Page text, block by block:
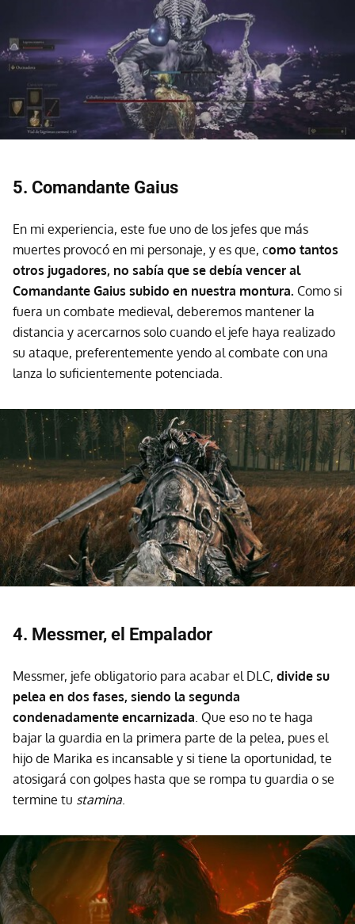
5. Comandante Gaius
En mi experiencia, este fue uno de los jefes que más
muertes provocó en mi personaje, y es que, como tantos
otros jugadores, no sabía que se debía vencer al
Comandante Gaius subido en nuestra montura. Como si
fuera un combate medieval, deberemos mantener la
distancia y acercarnos solo cuando el jefe haya realizado
su ataque, preferentemente yendo al combate con una
lanza lo suficientemente potenciada.
4. Messmer, el Empalador
Messmer, jefe obligatorio para acabar el DLC, divide su
pelea en dos fases, siendo la segunda
condenadamente encarnizada . Que eso no te haga
bajar la guardia en la primera parte de la pelea, pues el
hijo de Marika es incansable y si tiene la oportunidad, te
atosigará con golpes hasta que se rompa tu guardia o se
termine tu stamina